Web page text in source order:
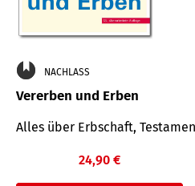
NACHLASS
Vererben und Erben
Alles über Erbschaft,
24,90 €